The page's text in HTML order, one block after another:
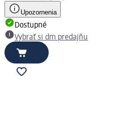
Upozornenia
Dostupné
Vybrať si dm predajňu